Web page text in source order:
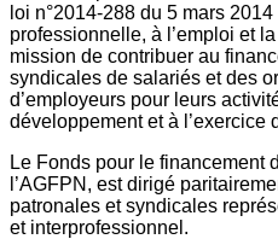
loi n°2014-288 du 5 mars
professionnelle, à l’emploi et
mission de contribuer au
syndicales de salariés et des
d’employeurs pour leurs
développement et à l’exercice
Le Fonds pour le financement
l’AGFPN, est dirigé
patronales et syndicales
et interprofessionnel.